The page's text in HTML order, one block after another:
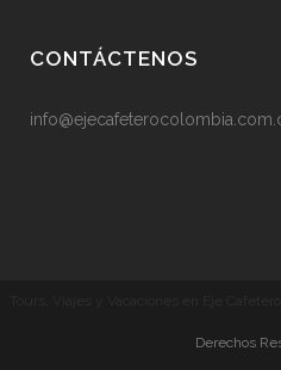
CONTÁCTENOS
Derechos